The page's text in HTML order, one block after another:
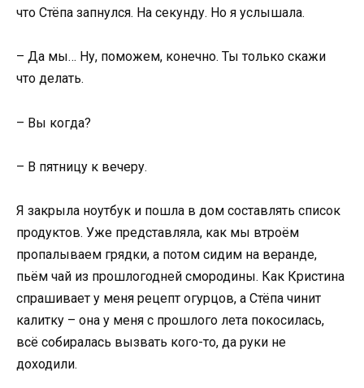
что Стёпа запнулся. На секунду. Но я услышала.
– Да мы… Ну, поможем, конечно. Ты только скажи
что делать.
– Вы когда?
– В пятницу к вечеру.
Я закрыла ноутбук и пошла в дом составлять список
продуктов. Уже представляла, как мы втроём
пропалываем грядки, а потом сидим на веранде,
пьём чай из прошлогодней смородины. Как Кристина
спрашивает у меня рецепт огурцов, а Стёпа чинит
калитку – она у меня с прошлого лета покосилась,
всё собиралась вызвать кого-то, да руки не
доходили.